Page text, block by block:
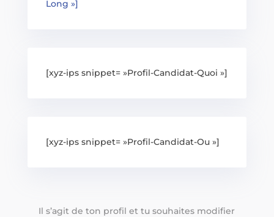
Long »]
[xyz-ips snippet= »Profil-Candidat-Quoi »]
[xyz-ips snippet= »Profil-Candidat-Ou »]
Il s’agit de ton profil et tu souhaites modifier